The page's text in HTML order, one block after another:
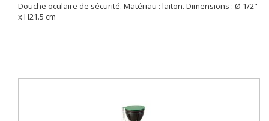
Douche oculaire de sécurité. Matériau : laiton. Dimensions : Ø 1/2"
x H21.5 cm